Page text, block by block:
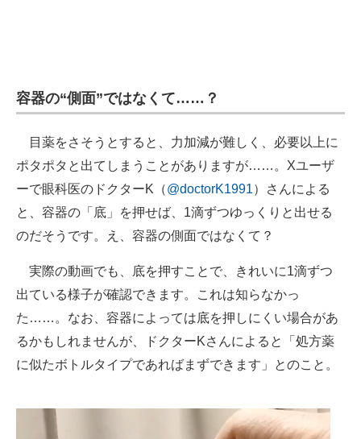
IT製品の技術・比較・事例
製造業のIT導入・活用を支援
モノづくり技術者専門サイト
エレクトロニクス専門サイト
電子設計の基本と応用
エネルギーの専門メディア
建設×テクノロジーの最前線
ちょっと気になるネットの話題
容器の“側面”ではなくて……？
目薬をさそうとすると、力加減が難しく、必要以上に
ポタポタと出てしまうことがありますが……。Xユーザ
ーで眼科医のドクターK（@doctorK1991）さんによる
と、容器の「底」を押せば、1滴ずつゆっくりと出せる
のだそうです。え、容器の側面ではなくて？
実際の動画でも、底を押すことで、きれいに1滴ずつ
出ている様子が確認できます。これは知らなかっ
た……。なお、容器によっては底を押しにくい場合があ
るかもしれませんが、ドクターKさんによると「処方薬
に似たボトルタイプであればまずできます」とのこと。